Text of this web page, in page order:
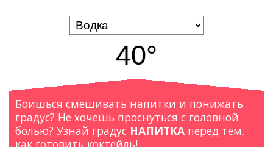
40°
Боишься смешивать напитки и понижать
градус? Не хочешь проснуться с головной
болью? Узнай градус НАПИТКА перед тем,